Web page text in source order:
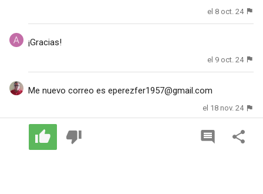
el 8 oct. 24
¡Gracias!
el 9 oct. 24
Me nuevo correo es eperezfer1957@gmail.com
el 18 nov. 24